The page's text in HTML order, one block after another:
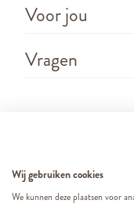
Voor jou
Vragen
Wij gebruiken cookies
We kunnen deze plaatsen voor